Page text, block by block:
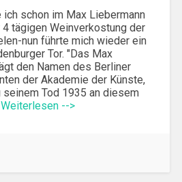
schon im Max Liebermann
tägigen Weinverkostung der
nun führte mich wieder ein
Tor. "Das Max
den Namen des Berliner
der Akademie der Künste,
Tod 1935 an diesem
Weiterlesen -->